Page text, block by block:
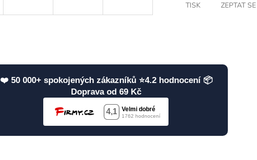
TISK ZEPTAT SE
❤️ 50 000+ spokojených zákazníků ⭐4.2 hodnocení 📦
Doprava od 69 Kč